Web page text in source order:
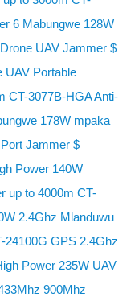
6 Mabungwe 128W
UAV Jammer $
UAV Portable
CT-3077B-HGA Anti-
178W mpaka
Jammer $
Power 140W
up to 4000m CT-
2.4Ghz Mlanduwu
24100G GPS 2.4Ghz
Power 235W UAV
900Mhz